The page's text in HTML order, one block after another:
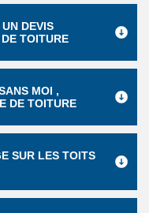
DEVIS
TOITURE
MOI ,
DE TOITURE
SUR LES TOITS